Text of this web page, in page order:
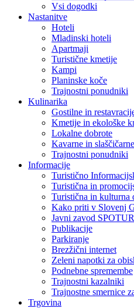
Vsi dogodki
Nastanitve
Hoteli
Mladinski hoteli
Apartmaji
Turistične kmetije
Kampi
Planinske koče
Trajnostni ponudniki
Kulinarika
Gostilne in
Kmetije in ekološke
Lokalne dobrote
Kavarne in slaščičarne
Trajnostni ponudniki
Informacije
Turistično
Turistična in
Turistična in kulturna
Kako priti v Slovenj
Javni zavod SPOTUR
Publikacije
Parkiranje
Brezžični internet
Zeleni napotki za
Podnebne spremembe
Trajnostni kazalniki
Trajnostne smernice
Trgovina